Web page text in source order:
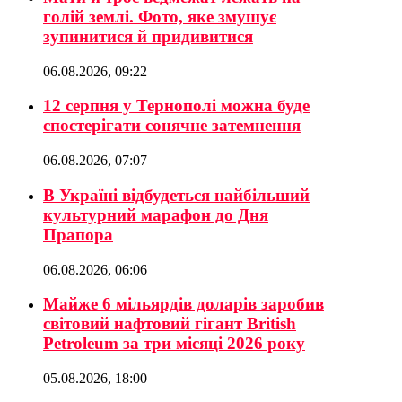
голій землі. Фото, яке змушує
зупинитися й придивитися
06.08.2026, 09:22
12 серпня у Тернополі можна буде
спостерігати сонячне затемнення
06.08.2026, 07:07
В Україні відбудеться найбільший
культурний марафон до Дня
Прапора
06.08.2026, 06:06
Майже 6 мільярдів доларів заробив
світовий нафтовий гігант British
Petroleum за три місяці 2026 року
05.08.2026, 18:00